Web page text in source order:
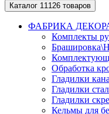
Каталог 11126 товаров
ФАБРИКА
Комплекты
Обработка
Гладилки
Гладилки
Гладилки
Кельмы для